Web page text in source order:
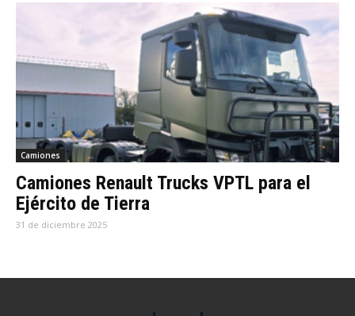
Camiones
Camiones Renault Trucks VPTL para el
Ejército de Tierra
31 de diciembre 2025